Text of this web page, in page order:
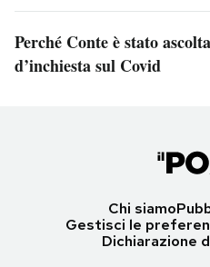
Perché Conte è stato
d’inchiesta sul Covid
Chi siamo
Gestisci le
Dichiarazione